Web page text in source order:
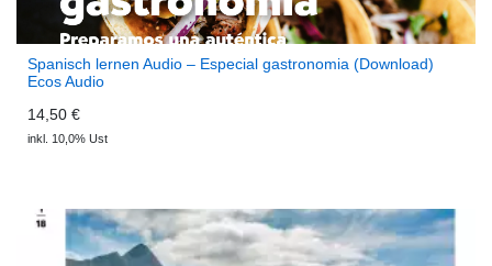
Spanisch lernen Audio – Especial gastronomia (Download)
Ecos Audio
14,50 €
inkl. 10,0% Ust